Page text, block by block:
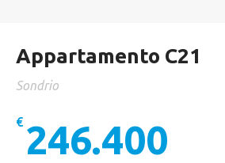
Appartamento C21
Sondrio
€ 246.400